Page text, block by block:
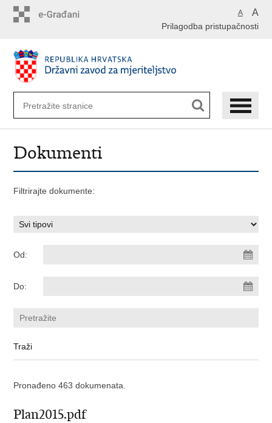
A A
Prilagodba pristupačnosti
Dokumenti
Filtrirajte dokumente:
Od:
Do:
Pronađeno 463 dokumenata.
Plan2015.pdf